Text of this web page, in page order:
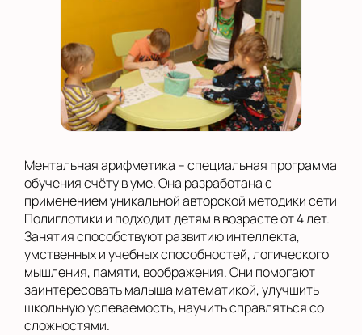
Выбрать другой город
Ментальная арифметика – специальная программа
обучения счёту в уме. Она разработана с
применением уникальной авторской методики сети
Полиглотики и подходит детям в возрасте от 4 лет.
Занятия способствуют развитию интеллекта,
умственных и учебных способностей, логического
мышления, памяти, воображения. Они помогают
заинтересовать малыша математикой, улучшить
школьную успеваемость, научить справляться со
сложностями.